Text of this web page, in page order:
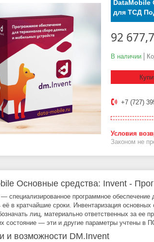
DataMobile
для ТСД
92
В наличии
+7 (727)
Законом не
Основные средства: Invent -
специализированное программное
её в кратчайшие сроки. Инвентаризация
лиц, материально ответственных за
состояние — эти и другие параметры учтены в
и возможности DM.Invent